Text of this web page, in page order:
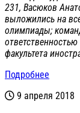
231, Васюков
выложились на
олимпиады;
факультета
Подробнее
9 апреля 2018